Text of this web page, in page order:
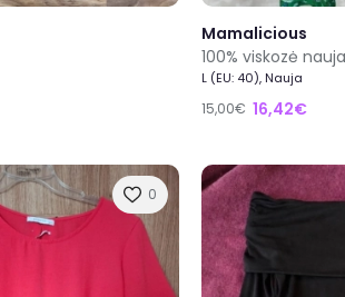
Mamalicious
L (EU: 40), Nauja
15,00€ 16,42€
0